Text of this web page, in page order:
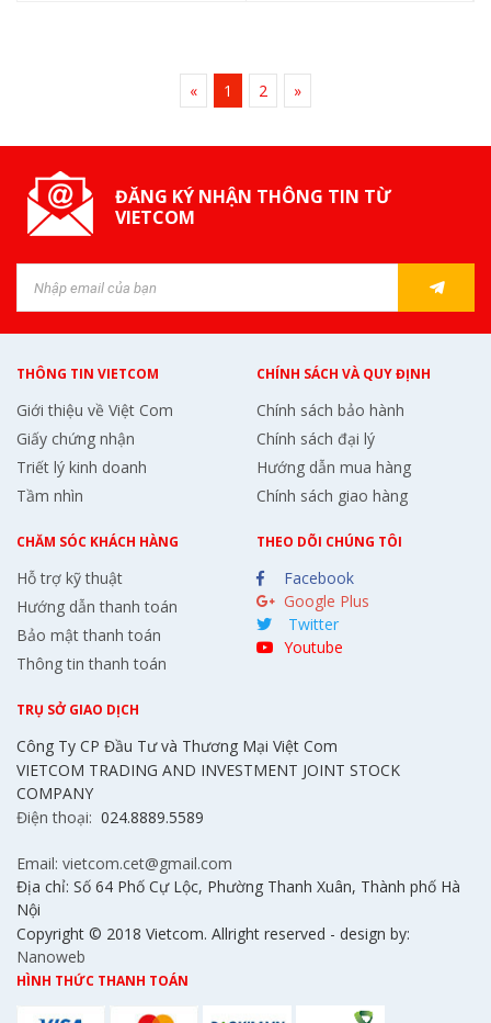
« 1 2 »
ĐĂNG KÝ NHẬN THÔNG TIN TỪ
VIETCOM
THÔNG TIN VIETCOM
Giới thiệu về Việt Com
Giấy chứng nhận
Triết lý kinh doanh
Tầm nhìn
CHÍNH SÁCH VÀ QUY ĐỊNH
Chính sách bảo hành
Chính sách đại lý
Hướng dẫn mua hàng
Chính sách giao hàng
CHĂM SÓC KHÁCH HÀNG
Hỗ trợ kỹ thuật
Hướng dẫn thanh toán
Bảo mật thanh toán
Thông tin thanh toán
THEO DÕI CHÚNG TÔI
Facebook
Google Plus
Twitter
Youtube
TRỤ SỞ GIAO DỊCH
Công Ty CP Đầu Tư và Thương Mại Việt Com
VIETCOM TRADING AND INVESTMENT JOINT STOCK
COMPANY
Điện thoại: 024.8889.5589
Email: vietcom.cet@gmail.com
Địa chỉ: Số 64 Phố Cự Lộc, Phường Thanh Xuân, Thành phố Hà
Nội
Copyright © 2018 Vietcom. Allright reserved - design by:
Nanoweb
HÌNH THỨC THANH TOÁN